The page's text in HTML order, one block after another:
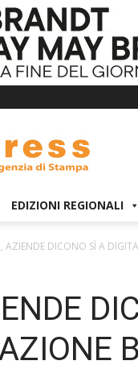
EDIZIONI REGIONALI
AZIENDE DICONO SÌ A